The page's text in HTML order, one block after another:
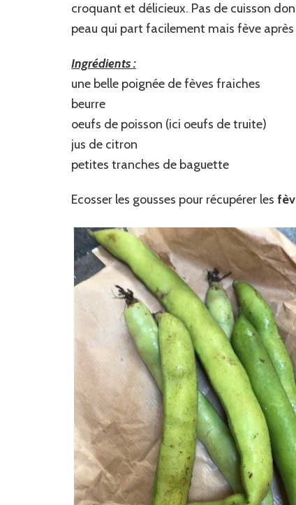
croquant et délicieux. Pas de cuisson
peau qui part facilement mais fève
Ingrédients :
une belle poignée de fèves fraiches
beurre
oeufs de poisson (ici oeufs de truite)
jus de citron
petites tranches de baguette
Ecosser les gousses pour récupérer les